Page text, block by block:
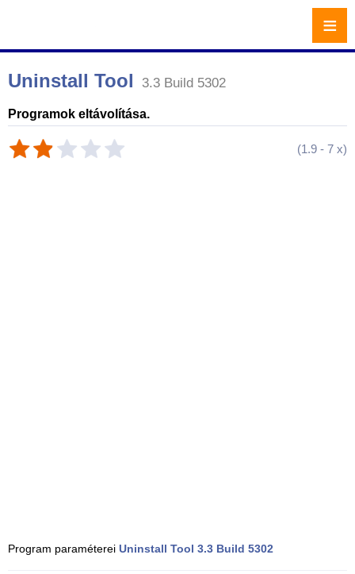
Uninstall Tool 3.3 Build 5302
Programok eltávolítása.
(1.9 - 7 x)
Program paraméterei Uninstall Tool 3.3 Build 5302
≡